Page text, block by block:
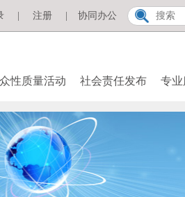
协同办公
注册
性质量活动 社会责任发布 专业